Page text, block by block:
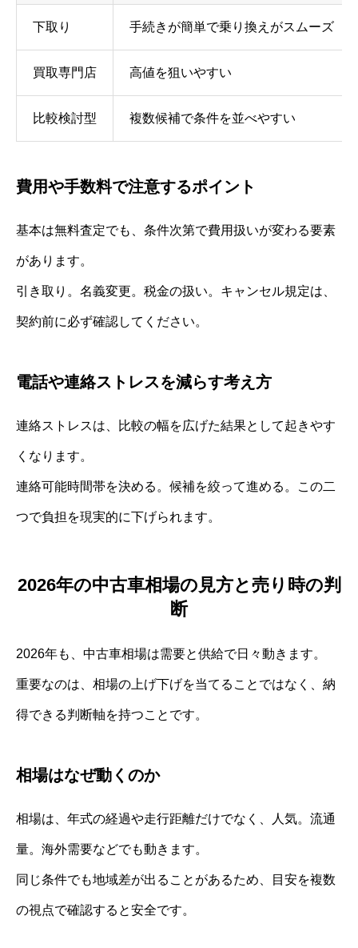
下取り 手続きが簡単で乗り換えがスムーズ
買取専門店 高値を狙いやすい
比較検討型 複数候補で条件を並べやすい
費用や手数料で注意するポイント
基本は無料査定でも、条件次第で費用扱いが変わる要素
があります。
引き取り。名義変更。税金の扱い。キャンセル規定は、
契約前に必ず確認してください。
電話や連絡ストレスを減らす考え方
連絡ストレスは、比較の幅を広げた結果として起きやす
くなります。
連絡可能時間帯を決める。候補を絞って進める。この二
つで負担を現実的に下げられます。
2026年の中古車相場の見方と売り時の判
断
2026年も、中古車相場は需要と供給で日々動きます。
重要なのは、相場の上げ下げを当てることではなく、納
得できる判断軸を持つことです。
相場はなぜ動くのか
相場は、年式の経過や走行距離だけでなく、人気。流通
量。海外需要などでも動きます。
同じ条件でも地域差が出ることがあるため、目安を複数
の視点で確認すると安全です。